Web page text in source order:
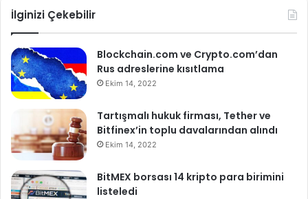
İlginizi Çekebilir
Blockchain.com ve Crypto.com’dan
Rus adreslerine kısıtlama
Ekim 14, 2022
Tartışmalı hukuk firması, Tether ve
Bitfinex’in toplu davalarından alındı
Ekim 14, 2022
BitMEX borsası 14 kripto para birimini
listeledi